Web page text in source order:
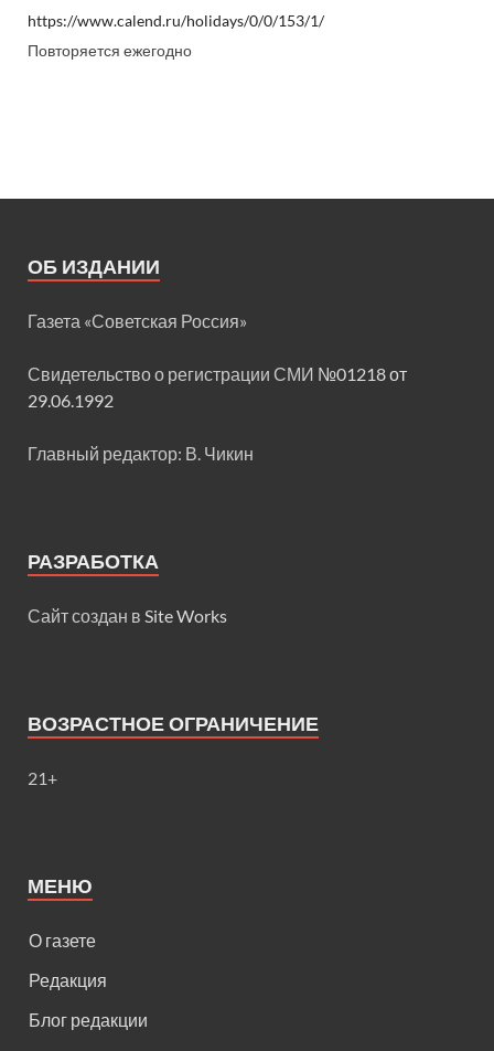
https://www.calend.ru/holidays/0/0/153/1/
Повторяется ежегодно
ОБ ИЗДАНИИ
Газета «Советская Россия»
Свидетельство о регистрации СМИ №01218 от
29.06.1992
Главный редактор: В. Чикин
РАЗРАБОТКА
Сайт создан в Site Works
ВОЗРАСТНОЕ ОГРАНИЧЕНИЕ
21+
МЕНЮ
О газете
Редакция
Блог редакции